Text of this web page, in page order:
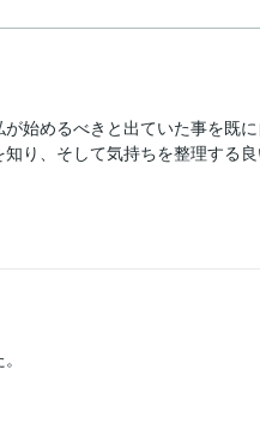
始めるべきと出ていた事を既に
り、そして気持ちを整理する良